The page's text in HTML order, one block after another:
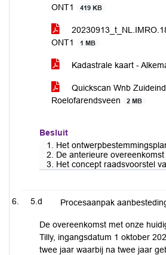
ONT1
419 KB
ONT1
1 MB
Kadastrale kaart -
Quickscan Wnb
Roelofarendsveen
2 MB
Besluit
1. Het
2. De anterieure overeenkomst
3. Het concept raadsvoorstel
5.d Procesaanpak
De overeenkomst met onze
Tilly, ingangsdatum 1 oktober
twee jaar waarbij na twee jaar